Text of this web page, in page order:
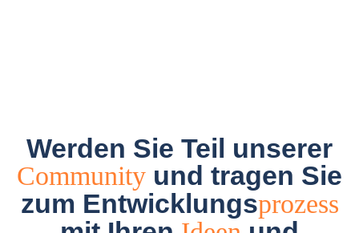
Werden Sie Teil unserer
Community und tragen Sie
zum Entwicklungsprozess